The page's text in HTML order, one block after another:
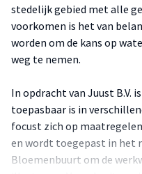
stedelijk gebied met alle
voorkomen is het van
worden om de kans op
weg te nemen.
In opdracht van Juust B.V.
toepasbaar is in
focust zich op
en wordt toegepast in het
Bloemenbuurt om de